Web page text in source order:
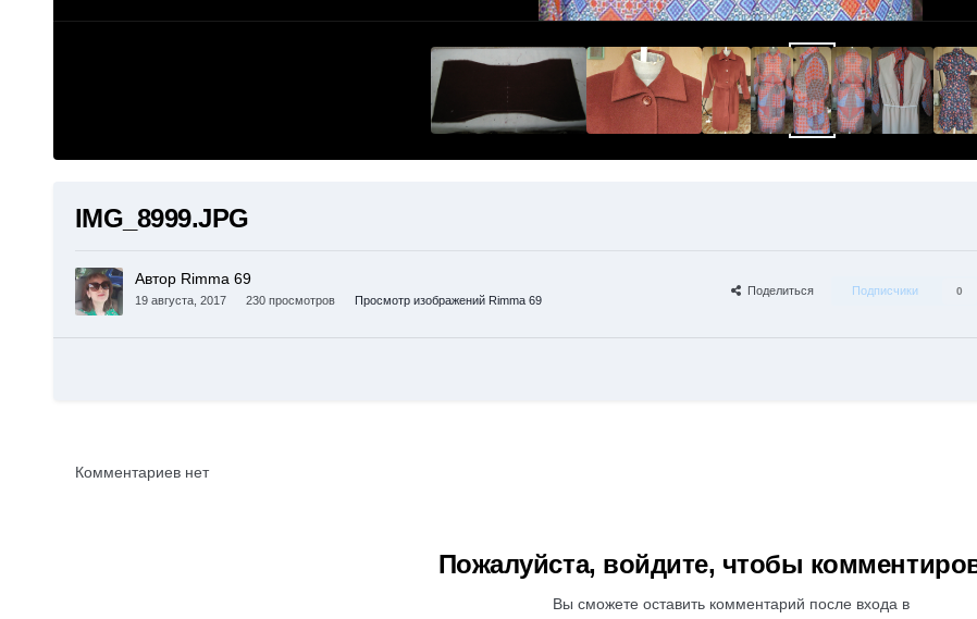
IMG_8999.JPG
Автор Rimma 69
19 августа, 2017 230 просмотров Просмотр изображений Rimma 69
Поделиться Подписчики 0
Комментариев нет
Пожалуйста, войдите, чтобы
Вы сможете оставить комментарий после входа в